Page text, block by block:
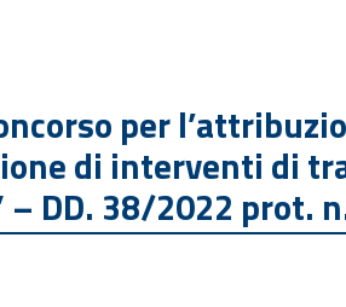
per
di interventi di
– DD. 38/2022 prot.